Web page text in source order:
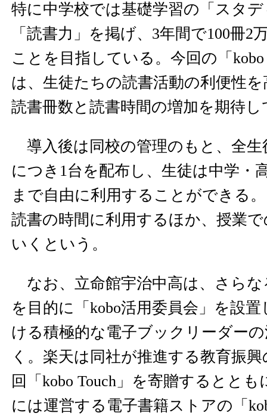
特に中学校では基礎学習の「スタ
「読書力」を掲げ、3年間で100冊2
ことを目指している。今回の「kobo
は、生徒たちの読書活動の利便性
読書冊数と読書時間の増加を期待
導入後は同校の管理のもと、全生
につき1台を配布し、生徒は中学・
まで自由に利用することができる
読書の時間に利用するほか、授業
いくという。
なお、立命館宇治中高は、さらな
を目的に「kobo活用委員会」を設
ける積極的な電子ブックリーダー
く。楽天は同社が推進する教育振
回「kobo Touch」を寄贈するとと
には運営する電子書籍ストアの「